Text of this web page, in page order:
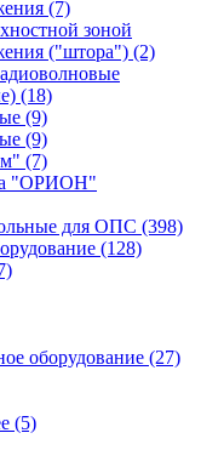
(7)
зоной
("штора") (2)
(18)
(9)
(9)
(7)
"ОРИОН"
для ОПС (398)
(128)
оборудование (27)
(5)